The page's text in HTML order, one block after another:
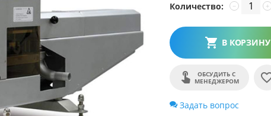
Количество: +
−
В КОРЗИНУ
ОБСУДИТЬ С
МЕНЕДЖЕРОМ
Задать вопрос